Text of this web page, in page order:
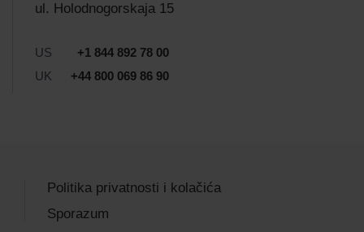
ul. Holodnogorskaja 15
US
+1 844 892 78 00
UK
+44 800 069 86 90
Politika privatnosti i kolačića
Sporazum